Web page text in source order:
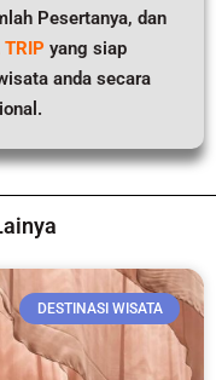
Pesertanya, dan
yang siap
anda secara
DESTINASI WISATA